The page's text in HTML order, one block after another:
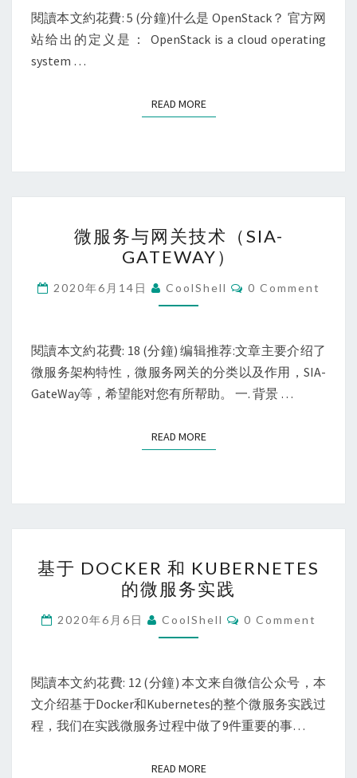
閱讀本文約花費: 5 (分鐘)什么是 OpenStack？ 官方网
站给出的定义是： OpenStack is a cloud operating
system …
READ MOREREAD MORE
服
务
与
网
技
术
（SIA-
微服务与网关技术（SIA-
GATEWAY）
2020年6月14日 CoolShell Comments
0 Comment
閱讀本文約花費: 18 (分鐘) 编辑推荐:文章主要介绍了
微服务架构特性，微服务网关的分类以及作用，SIA-
GateWay等，希望能对您有所帮助。 一. 背景 …
READ MOREREAD MORE
于
DOCKER
和
KUBERNETES
微
服
务
践
基于 DOCKER 和 KUBERNETES
的微服务实践
2020年6月6日 CoolShell Comments
0 Comment
閱讀本文約花費: 12 (分鐘) 本文来自微信公众号，本
文介绍基于Docker和Kubernetes的整个微服务实践过
程，我们在实践微服务过程中做了9件重要的事…
READ MOREREAD MORE